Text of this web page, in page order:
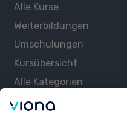
Alle Kurse
Weiterbildungen
Umschulungen
Kursübersicht
Alle Kategorien
Über uns